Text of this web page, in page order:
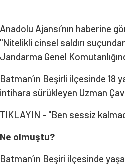
Anadolu Ajansı’nın haberine
"Nitelikli cinsel saldırı
Jandarma Genel
Batman’ın Beşirli ilçesinde 18
intihara sürükleyen Uzman
TIKLAYIN - "Ben sessiz
Ne olmuştu?
Batman’ın Beşiri ilçesinde